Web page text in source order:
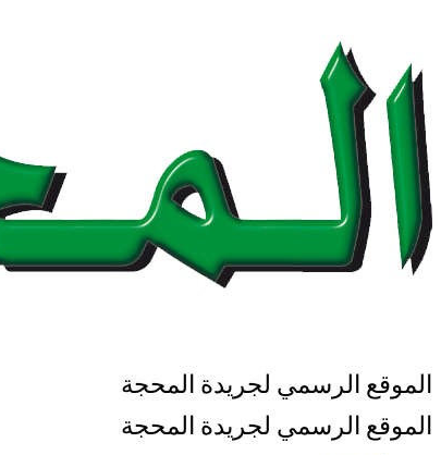
الموقع الرسمي لجريدة المحجة
الموقع الرسمي لجريدة المحجة